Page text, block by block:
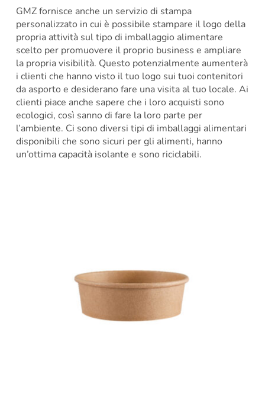
GMZ fornisce anche un servizio di stampa
personalizzato in cui è possibile stampare il logo della
propria attività sul tipo di imballaggio alimentare
scelto per promuovere il proprio business e ampliare
la propria visibilità. Questo potenzialmente aumenterà
i clienti che hanno visto il tuo logo sui tuoi contenitori
da asporto e desiderano fare una visita al tuo locale. Ai
clienti piace anche sapere che i loro acquisti sono
ecologici, così sanno di fare la loro parte per
l’ambiente. Ci sono diversi tipi di imballaggi alimentari
disponibili che sono sicuri per gli alimenti, hanno
un’ottima capacità isolante e sono riciclabili.